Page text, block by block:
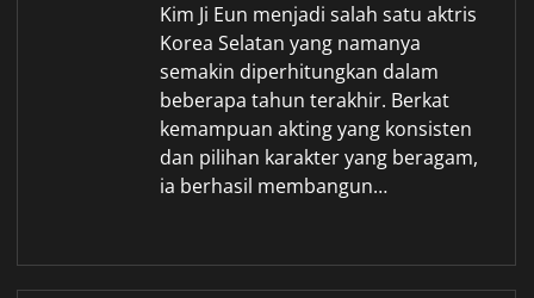
Kim Ji Eun menjadi salah satu aktris
Korea Selatan yang namanya
semakin diperhitungkan dalam
beberapa tahun terakhir. Berkat
kemampuan akting yang konsisten
dan pilihan karakter yang beragam,
ia berhasil membangun…